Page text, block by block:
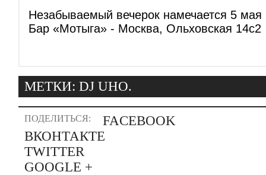
Незабываемый вечерок намечается 5
Бар «Мотыга» - Москва, Ольховская 14с2
МЕТКИ: DJ UHO.
ПОДЕЛИТЬСЯ:
FACEBOOK
ВКОНТАКТЕ
TWITTER
GOOGLE +